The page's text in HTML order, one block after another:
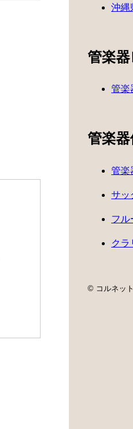
沖縄
管楽
管楽
管楽器
管楽
サッ
フル
クラ
© コルネッ